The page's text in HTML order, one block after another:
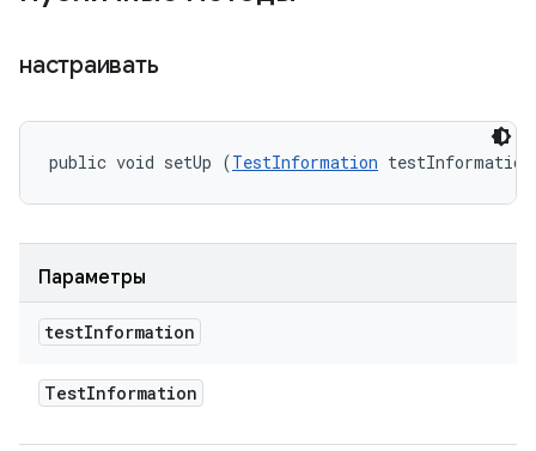
настраивать
public void setUp (TestInformation
Параметры
testInformation
TestInformation